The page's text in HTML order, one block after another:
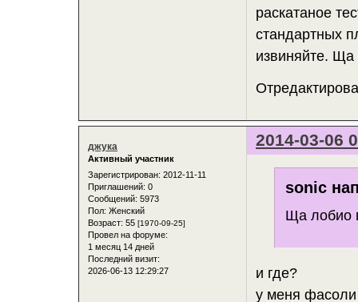
раскатаное
стандартных
извиняйте.
2014-03-06
джука
Активный участник
Зарегистрирован: 2012-11-11
Приглашений: 0
Сообщений: 5973
Пол: Женский
Возраст: 55 [1970-09-25]
Провел на форуме:
1 месяц 14 дней
Последний визит:
2026-06-13 12:29:27
sonic
Ща лобио
и где?
у меня